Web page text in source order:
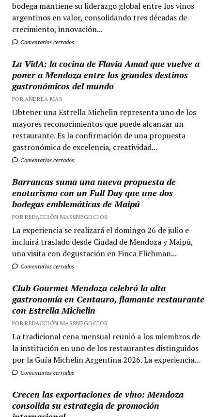
bodega mantiene su liderazgo global entre los vinos
argentinos en valor, consolidando tres décadas de
crecimiento, innovación...
Comentarios cerrados
La VidA: la cocina de Flavia Amad que vuelve a
poner a Mendoza entre los grandes destinos
gastronómicos del mundo
POR ANDREA MAS
Obtener una Estrella Michelin representa uno de los
mayores reconocimientos que puede alcanzar un
restaurante. Es la confirmación de una propuesta
gastronómica de excelencia, creatividad...
Comentarios cerrados
Barrancas suma una nueva propuesta de
enoturismo con un Full Day que une dos
bodegas emblemáticas de Maipú
POR REDACCIÓN MASSNEGOCIOS
La experiencia se realizará el domingo 26 de julio e
incluirá traslado desde Ciudad de Mendoza y Maipú,
una visita con degustación en Finca Flichman...
Comentarios cerrados
Club Gourmet Mendoza celebró la alta
gastronomía en Centauro, flamante restaurante
con Estrella Michelin
POR REDACCIÓN MASSNEGOCIOS
La tradicional cena mensual reunió a los miembros de
la institución en uno de los restaurantes distinguidos
por la Guía Michelin Argentina 2026. La experiencia...
Comentarios cerrados
Crecen las exportaciones de vino: Mendoza
consolida su estrategia de promoción